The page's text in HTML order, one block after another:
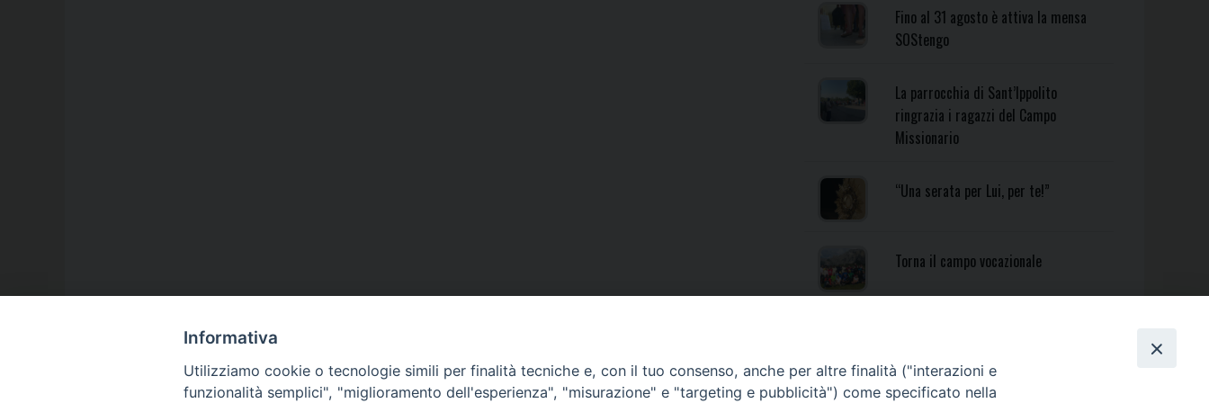
Fino al 31 agosto è attiva la mensa
SOStengo
La parrocchia di Sant’Ippolito
ringrazia i ragazzi del Campo
Missionario
“Una serata per Lui, per te!”
Torna il campo vocazionale
Informativa
Utilizziamo cookie o tecnologie simili per finalità tecniche e, con il tuo consenso, anche per altre finalità ("interazioni e
funzionalità semplici", "miglioramento dell'esperienza", "misurazione" e "targeting e pubblicità") come specificato nella